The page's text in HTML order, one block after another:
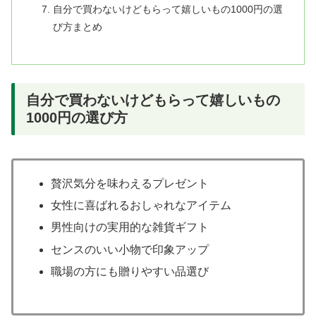
自分で買わないけどもらって嬉しいもの1000円の選
び方まとめ
自分で買わないけどもらって嬉しいもの
1000円の選び方
贅沢気分を味わえるプレゼント
女性に喜ばれるおしゃれなアイテム
男性向けの実用的な雑貨ギフト
センスのいい小物で印象アップ
職場の方にも贈りやすい品選び